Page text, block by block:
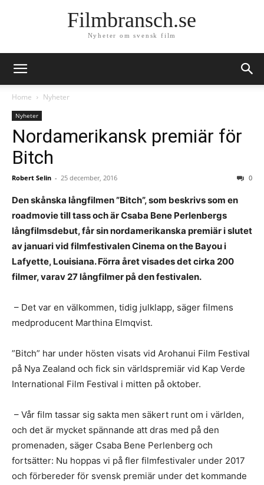
Filmbransch.se
Nyheter om svensk film
Home Nyheter
Nyheter
Nordamerikansk premiär för
Bitch
Robert Selin - 25 december, 2016 0
Den skånska långfilmen ”Bitch”, som beskrivs som en
roadmovie till tass och är Csaba Bene Perlenbergs
långfilmsdebut, får sin nordamerikanska premiär i slutet
av januari vid filmfestivalen Cinema on the Bayou i
Lafyette, Louisiana.Förra året visades det cirka 200
filmer, varav 27 långfilmer på den festivalen.
– Det var en välkommen, tidig julklapp, säger filmens
medproducent Marthina Elmqvist.
”Bitch” har under hösten visats vid Arohanui Film Festival
på Nya Zealand och fick sin världspremiär vid Kap Verde
International Film Festival i mitten på oktober.
– Vår film tassar sig sakta men säkert runt om i världen,
och det är mycket spännande att dras med på den
promenaden, säger Csaba Bene Perlenberg och
fortsätter: Nu hoppas vi på fler filmfestivaler under 2017
och förbereder för svensk premiär under det kommande